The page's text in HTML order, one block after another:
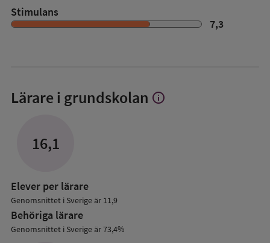
Stimulans
7,3
Lärare i grundskolan Visa
info
16,1
Elever per lärare
Genomsnittet i Sverige är 11,9
Behöriga lärare
Genomsnittet i Sverige är 73,4%